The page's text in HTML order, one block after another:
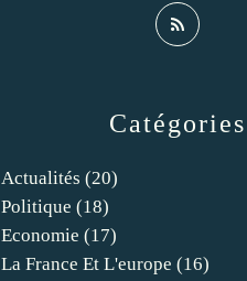
Catégories
Actualités (20)
Politique (18)
Economie (17)
La France Et L'europe (16)